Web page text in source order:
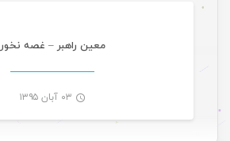
معین راهبر – غصه نخور
۰۳ آبان ۱۳۹۵